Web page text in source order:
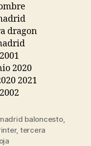
baloncesto,
, tercera